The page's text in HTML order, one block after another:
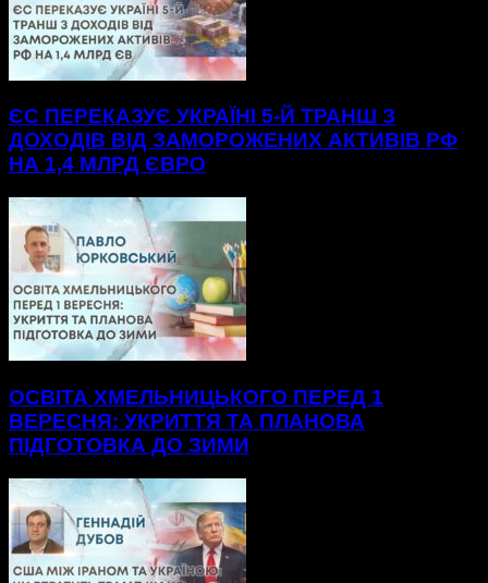
ЄС ПЕРЕКАЗУЄ УКРАЇНІ 5-Й ТРАНШ З
ДОХОДІВ ВІД ЗАМОРОЖЕНИХ АКТИВІВ РФ
НА 1,4 МЛРД ЄВРО
ОСВІТА ХМЕЛЬНИЦЬКОГО ПЕРЕД 1
ВЕРЕСНЯ: УКРИТТЯ ТА ПЛАНОВА
ПІДГОТОВКА ДО ЗИМИ